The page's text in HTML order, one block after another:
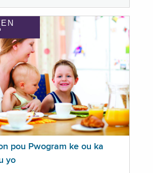
pou Pwogram ke ou ka
yo